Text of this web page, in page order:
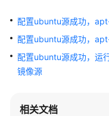
态
产
品
介
快
配置ubuntu源成功，
配置ubuntu源成功，
配置ubuntu源成功，运
镜像源
相关文档